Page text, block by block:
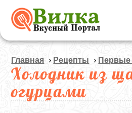
Главная › Рецепты ›
Холодник из
огурцами